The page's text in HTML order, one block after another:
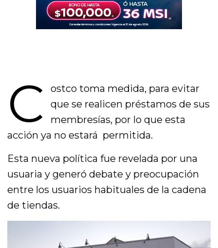
C
ostco toma medida, para evitar
que se realicen préstamos de sus
membresías, por lo que esta
acción ya no estará permitida.
Esta nueva política fue revelada por una
usuaria y generó debate y preocupación
entre los usuarios habituales de la cadena
de tiendas.